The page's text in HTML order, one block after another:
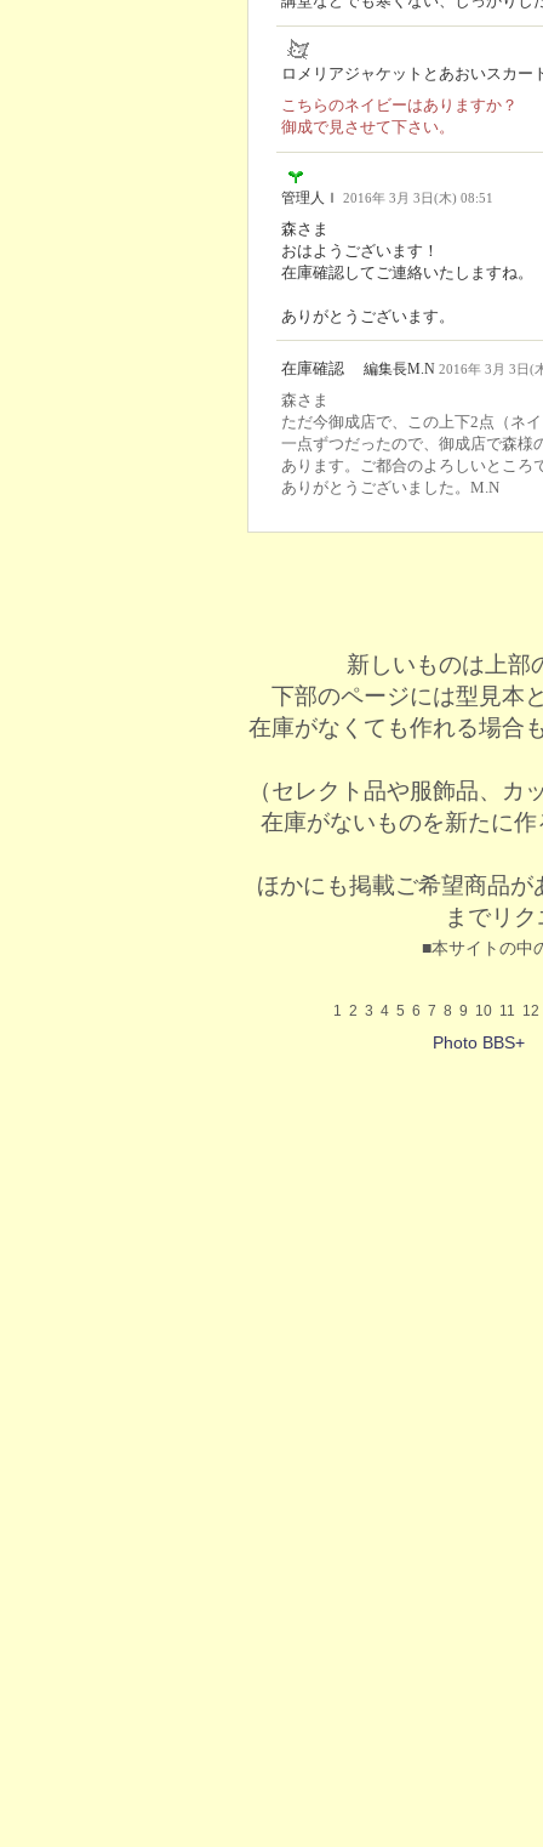
ロメリアジャケットとあおいスカ
こちらのネイビーはありますか？
御成で見させて下さい。
管理人Ｉ 2016年 3月 3日(木) 08:51
森さま
おはようございます！
在庫確認してご連絡いたしますね。
ありがとうございます。
在庫確認 編集長M.N 2016年 3月 3日(
森さま
ただ今御成店で、この上下2点（ネ
一点ずつだったので、御成店で森様
あります。ご都合のよろしいところ
ありがとうございました。M.N
新しいものは上部
下部のページには型見本
在庫がなくても作れる場合
（セレクト品や服飾品、
在庫がないものを新たに
ほかにも掲載ご希望商品が
までリ
■本サイトの中
1 2 3 4 5 6 7 8 9 10 11 12
Photo BBS+